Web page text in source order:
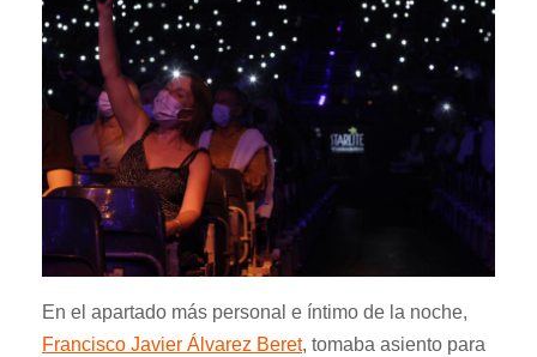
En el apartado más personal e íntimo de la noche,
Francisco Javier Álvarez Beret, tomaba asiento para